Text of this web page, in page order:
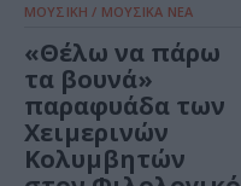
ΜΟΥΣΙΚΗ / ΜΟΥΣΙΚΑ ΝΕΑ
«Θέλω να πάρω
τα βουνά»
παραφυάδα των
Χειμερινών
Κολυμβητών